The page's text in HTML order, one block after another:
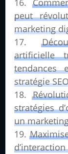
peut
marketing
artificielle
tendances
stratégie
stratégies
un